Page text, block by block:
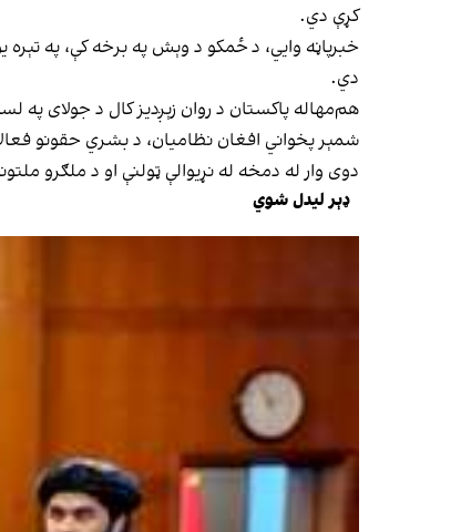
کړې دي.
دي.
هم‌مهاله پاکستان د روان زېږدیز کال د جولای
شمېر پخواني افغان نظامیان، د بشري حقونو
دوی وار له دمخه له نړیوالې ټولنې او د ملګرو
ډېر لیدل شوي